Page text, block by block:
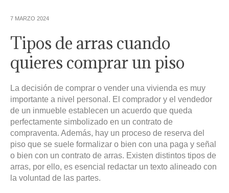
7 MARZO 2024
Tipos de arras cuando
quieres comprar un piso
La decisión de comprar o vender una vivienda es muy
importante a nivel personal. El comprador y el vendedor
de un inmueble establecen un acuerdo que queda
perfectamente simbolizado en un contrato de
compraventa. Además, hay un proceso de reserva del
piso que se suele formalizar o bien con una paga y señal
o bien con un contrato de arras. Existen distintos tipos de
arras, por ello, es esencial redactar un texto alineado con
la voluntad de las partes.